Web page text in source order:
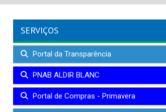
SERVIÇOS
Portal da Transparência
PNAB ALDIR BLANC
Portal de Compras - Primavera